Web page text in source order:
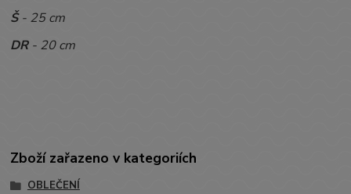
Š- 25 cm
DR- 20 cm
Zboží zařazeno v kategoriích
OBLEČENÍ